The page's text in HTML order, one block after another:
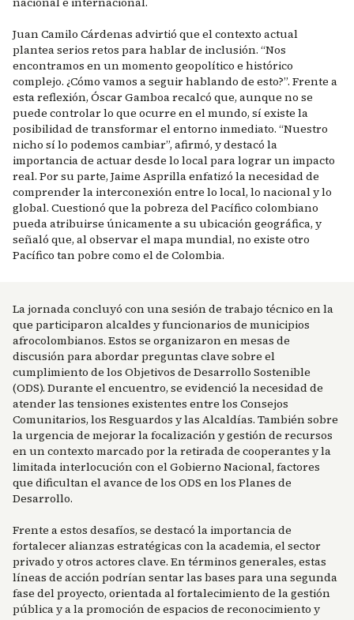
Juan Camilo Cárdenas advirtió que el contexto actual
plantea serios retos para hablar de inclusión. “Nos
encontramos en un momento geopolítico e histórico
complejo. ¿Cómo vamos a seguir hablando de esto?”. Frente a
esta reflexión, Óscar Gamboa recalcó que, aunque no se
puede controlar lo que ocurre en el mundo, sí existe la
posibilidad de transformar el entorno inmediato. “Nuestro
nicho sí lo podemos cambiar”, afirmó, y destacó la
importancia de actuar desde lo local para lograr un impacto
real. Por su parte, Jaime Asprilla enfatizó la necesidad de
comprender la interconexión entre lo local, lo nacional y lo
global. Cuestionó que la pobreza del Pacífico colombiano
pueda atribuirse únicamente a su ubicación geográfica, y
señaló que, al observar el mapa mundial, no existe otro
Pacífico tan pobre como el de Colombia.
La jornada concluyó con una sesión de trabajo técnico en la
que participaron alcaldes y funcionarios de municipios
afrocolombianos. Estos se organizaron en mesas de
discusión para abordar preguntas clave sobre el
cumplimiento de los Objetivos de Desarrollo Sostenible
(ODS). Durante el encuentro, se evidenció la necesidad de
atender las tensiones existentes entre los Consejos
Comunitarios, los Resguardos y las Alcaldías. También sobre
la urgencia de mejorar la focalización y gestión de recursos
en un contexto marcado por la retirada de cooperantes y la
limitada interlocución con el Gobierno Nacional, factores
que dificultan el avance de los ODS en los Planes de
Desarrollo.
Frente a estos desafíos, se destacó la importancia de
fortalecer alianzas estratégicas con la academia, el sector
privado y otros actores clave. En términos generales, estas
líneas de acción podrían sentar las bases para una segunda
fase del proyecto, orientada al fortalecimiento de la gestión
pública y a la promoción de espacios de reconocimiento y